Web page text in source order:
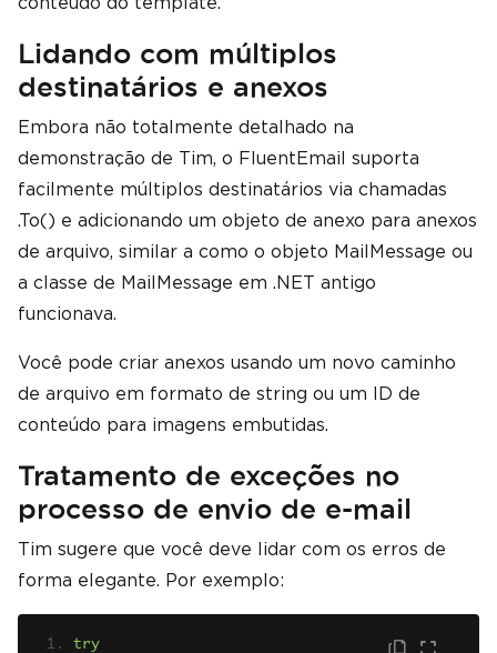
Lidando com múltiplos
destinatários e anexos
Embora não totalmente detalhado na
demonstração de Tim, o FluentEmail suporta
facilmente múltiplos destinatários via chamadas
.To() e adicionando um objeto de anexo para anexos
de arquivo, similar a como o objeto MailMessage ou
a classe de MailMessage em .NET antigo
funcionava.
Você pode criar anexos usando um novo caminho
de arquivo em formato de string ou um ID de
conteúdo para imagens embutidas.
Tratamento de exceções no
processo de envio de e-mail
Tim sugere que você deve lidar com os erros de
forma elegante. Por exemplo:
try